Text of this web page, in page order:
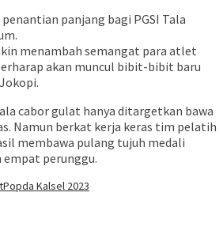
panjang bagi PGSI Tala
menambah semangat para atlet
akan muncul bibit-bibit baru
cabor gulat hanya ditargetkan bawa
Namun berkat kerja keras tim pelatih
membawa pulang tujuh medali
empat perunggu.
Popda Kalsel 2023